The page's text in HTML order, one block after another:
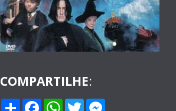
COMPARTILHE:
Compartilhar
Facebook
WhatsApp
Twitter